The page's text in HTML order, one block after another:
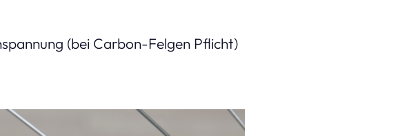
(bei Carbon-Felgen Pflicht)